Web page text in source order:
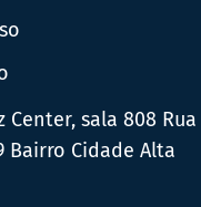
Center, sala 808
Bairro Cidade Alta